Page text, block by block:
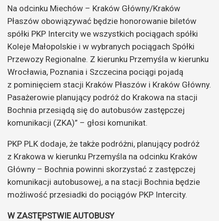
Na odcinku Miechów – Kraków Główny/Kraków
Płaszów obowiązywać będzie honorowanie biletów
spółki PKP Intercity we wszystkich pociągach spółki
Koleje Małopolskie i w wybranych pociągach Spółki
Przewozy Regionalne. Z kierunku Przemyśla w kierunku
Wrocławia, Poznania i Szczecina pociągi pojadą
z pominięciem stacji Kraków Płaszów i Kraków Główny.
Pasażerowie planujący podróż do Krakowa na stacji
Bochnia przesiądą się do autobusów zastępczej
komunikacji (ZKA)” – głosi komunikat.
PKP PLK dodaje, że także podróżni, planujący podróż
z Krakowa w kierunku Przemyśla na odcinku Kraków
Główny – Bochnia powinni skorzystać z zastępczej
komunikacji autobusowej, a na stacji Bochnia będzie
możliwość przesiadki do pociągów PKP Intercity.
W ZASTĘPSTWIE AUTOBUSY